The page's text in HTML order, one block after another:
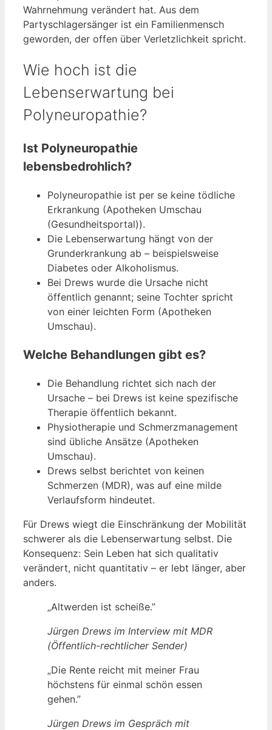
Wahrnehmung verändert hat. Aus dem
Partyschlagersänger ist ein Familienmensch
geworden, der offen über Verletzlichkeit spricht.
Wie hoch ist die
Lebenserwartung bei
Polyneuropathie?
Ist Polyneuropathie
lebensbedrohlich?
Polyneuropathie ist per se keine tödliche
Erkrankung (Apotheken Umschau
(Gesundheitsportal)).
Die Lebenserwartung hängt von der
Grunderkrankung ab – beispielsweise
Diabetes oder Alkoholismus.
Bei Drews wurde die Ursache nicht
öffentlich genannt; seine Tochter spricht
von einer leichten Form (Apotheken
Umschau).
Welche Behandlungen gibt es?
Die Behandlung richtet sich nach der
Ursache – bei Drews ist keine spezifische
Therapie öffentlich bekannt.
Physiotherapie und Schmerzmanagement
sind übliche Ansätze (Apotheken
Umschau).
Drews selbst berichtet von keinen
Schmerzen (MDR), was auf eine milde
Verlaufsform hindeutet.
Für Drews wiegt die Einschränkung der Mobilität
schwerer als die Lebenserwartung selbst. Die
Konsequenz: Sein Leben hat sich qualitativ
verändert, nicht quantitativ – er lebt länger, aber
anders.
„Altwerden ist scheiße.”
Jürgen Drews im Interview mit MDR
(Öffentlich-rechtlicher Sender)
„Die Rente reicht mit meiner Frau
höchstens für einmal schön essen
gehen.”
Jürgen Drews im Gespräch mit